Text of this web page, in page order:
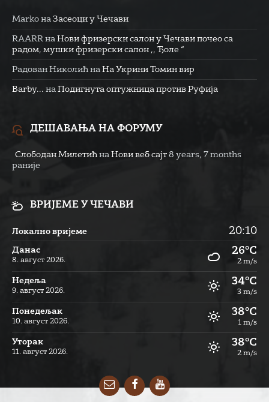
Marko на Засеоци у Чечави
RAARR на Нови фризерски салон у Чечави почео са
радом, мушки фризерски салон ,, Ђоле “
Радован Николић на На Укрини Томин вир
Barby... на Подигнута оптужница против Руфија
ДЕШАВАЊА НА ФОРУМУ
Слободан Милетић на Нови веб сајт 8 years, 7 months
раније
ВРИЈЕМЕ У ЧЕЧАВИ
Локално вријеме 20:10
Данас
8. август 2026.
26°C
2 m/s
Недеља
9. август 2026.
34°C
3 m/s
Понедељак
10. август 2026.
38°C
1 m/s
Уторак
11. август 2026.
38°C
2 m/s
EmailFacebookYouTube